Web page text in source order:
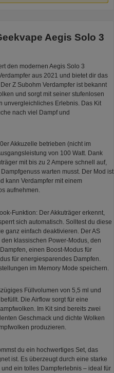
Aegis Solo 3
den modernen Aegis Solo 3
aus 2021 und bietet dir das
Z Subohm Verdampfer ist bekannt
und sorgt mit seiner stufenlosen
unvergleichliches Erlebnis. Das Kit
nach viel Dampf und
Akkuzelle betrieben (nicht im
von 100 Watt. Dank
mit bis zu 2 Ampere schnell auf,
warten musst. Der Mod ist
kann Verdampfer mit einem
aufnehmen.
Funktion: Der Akkuträger erkennt,
sich automatisch. Solltest du diese
ganz einfach deaktivieren. Der AS
klassischen Power-Modus, den
einen Boost-Modus für
für energiesparendes Dampfen.
im Memory Mode speichern.
Füllvolumen von 5,5 ml und
Die Airflow sorgt für eine
Im Kit sind bereits zwei
Geschmack und dichte Wolken
produzieren.
du ein hochwertiges Set, das
ist. Es überzeugt durch eine starke
ein tolles Dampferlebnis – ideal für